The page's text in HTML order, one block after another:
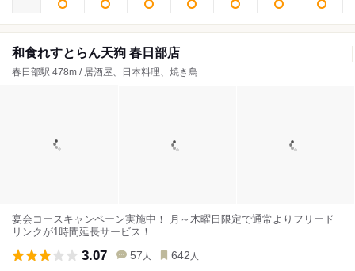
和食れすとらん天狗 春日部店
春日部駅 478m / 居酒屋、日本料理、焼き鳥
宴会コースキャンペーン実施中！ 月～木曜日限定で通常よりフリード
リンクが1時間延長サービス！
3.07 57 人 642 人